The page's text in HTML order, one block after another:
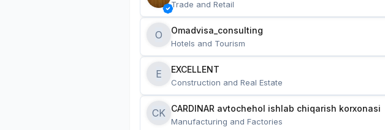
Trade and Retail
O Omadvisa_consulting
Hotels and Tourism
E EXCELLENT
Construction and Real Estate
CK CARDINAR avtochehol ishlab chiqarish korxonasi
Manufacturing and Factories